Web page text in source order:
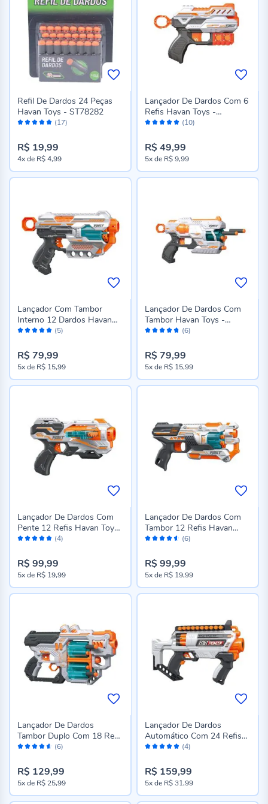
Avaliação: (17)
Refil De Dardos 24 Peças
Havan Toys - ST78282
R$ 19,99
4xde R$ 4,99
Avaliação: (10)
Lançador De Dardos Com 6
Refis Havan Toys -
ST78275
R$ 49,99
5xde R$ 9,99
Avaliação: (5)
Lançador Com Tambor
Interno 12 Dardos Havan
Toys - ST78277
R$ 79,99
5xde R$ 15,99
Avaliação: (6)
Lançador De Dardos Com
Tambor Havan Toys -
ST78273
R$ 79,99
5xde R$ 15,99
Avaliação: (4)
Lançador De Dardos Com
Pente 12 Refis Havan Toys
- ST78278
R$ 99,99
5xde R$ 19,99
Avaliação: (6)
Lançador De Dardos Com
Tambor 12 Refis Havan
Toys - ST78276
R$ 99,99
5xde R$ 19,99
Avaliação: (6)
Lançador De Dardos
Tambor Duplo Com 18 Refis
R$ 129,99
5xde R$ 25,99
Avaliação: (4)
Lançador De Dardos
Automático Com 24 Refis
Havan Toys - ST78272
R$ 159,99
5xde R$ 31,99